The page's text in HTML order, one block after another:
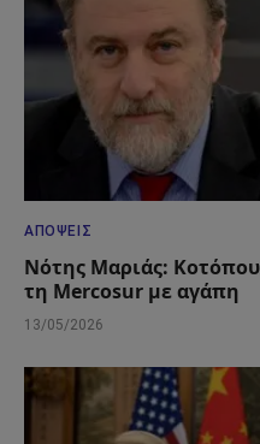
ΑΠΌΨΕΙΣ
Νότης Μαριάς:
τη Mercosur με αγάπη
13/05/2026